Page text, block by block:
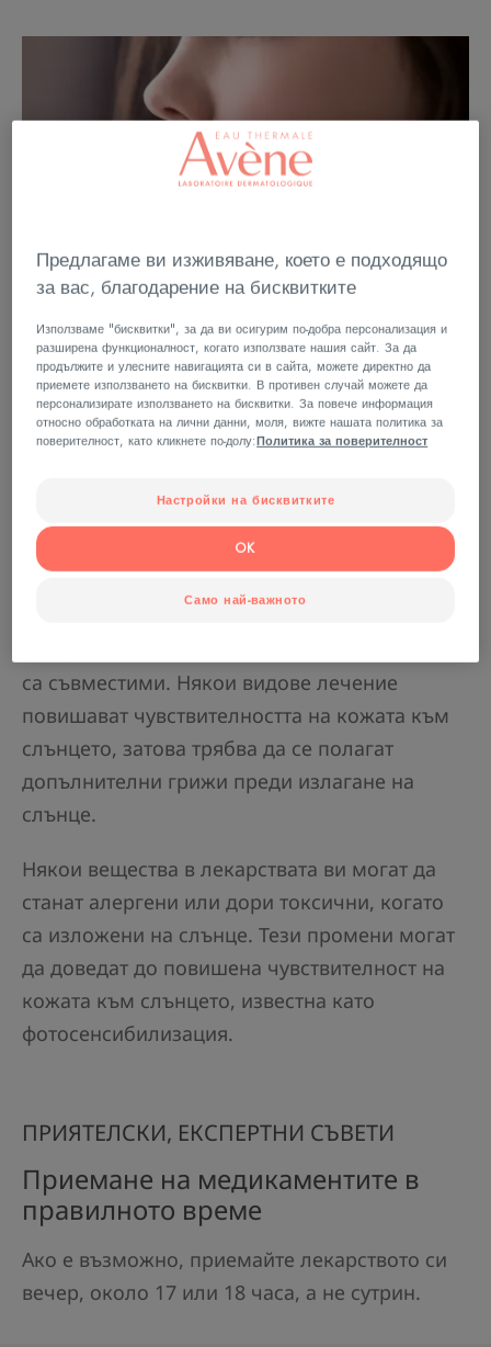
Какво е фотосенсибилизиращо лечение
или медикамент?
са съвместими. Някои видове лечение
повишават чувствителността на кожата към
слънцето, затова трябва да се полагат
допълнителни грижи преди излагане на
слънце.
Някои вещества в лекарствата ви могат да
станат алергени или дори токсични, когато
са изложени на слънце. Тези промени могат
да доведат до повишена чувствителност на
кожата към слънцето, известна като
фотосенсибилизация.
ПРИЯТЕЛСКИ, ЕКСПЕРТНИ СЪВЕТИ
Приемане на медикаментите в
правилното време
Ако е възможно, приемайте лекарството си
вечер, около 17 или 18 часа, а не сутрин.
Предлагаме ви изживяване, което е подходящо
за вас, благодарение на бисквитките
Използваме "бисквитки", за да ви осигурим по-добра персонализация и
разширена функционалност, когато използвате нашия сайт. За да
продължите и улесните навигацията си в сайта, можете директно да
приемете използването на бисквитки. В противен случай можете да
персонализирате използването на бисквитки. За повече информация
относно обработката на лични данни, моля, вижте нашата политика за
поверителност, като кликнете по-долу: Политика за поверителност
Настройки на бисквитките
Само най-важното
OK